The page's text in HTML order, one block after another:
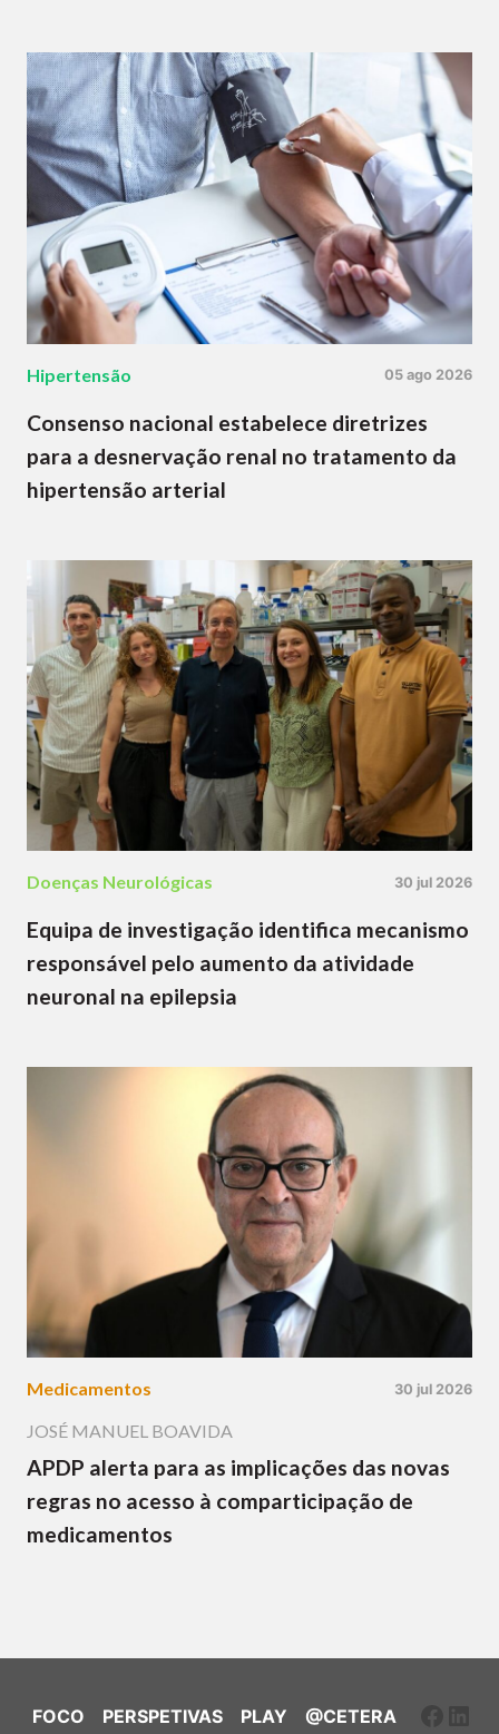
Hipertensão 05 ago 2026
Consenso nacional estabelece diretrizes
para a desnervação renal no tratamento da
hipertensão arterial
Doenças Neurológicas 30 jul 2026
Equipa de investigação identifica mecanismo
responsável pelo aumento da atividade
neuronal na epilepsia
Medicamentos 30 jul 2026
JOSÉ MANUEL BOAVIDA
APDP alerta para as implicações das novas
regras no acesso à comparticipação de
medicamentos
FOCO PERSPETIVAS PLAY @CETERA